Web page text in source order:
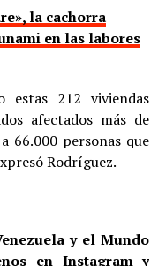
la cachorra
en las labores
estas 212 viviendas
afectados más de
66.000 personas que
Rodríguez.
y el Mundo
en Instagramy